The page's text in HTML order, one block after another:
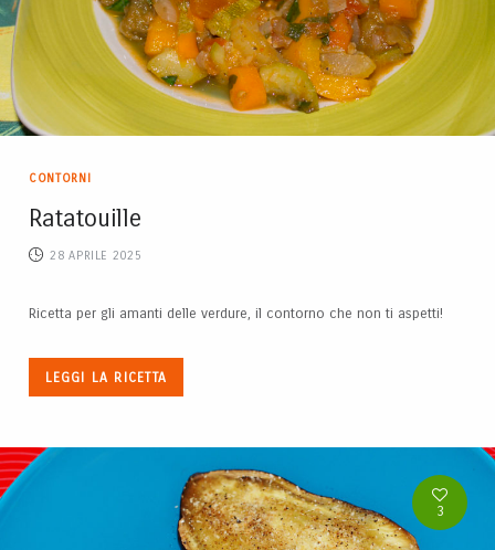
CONTORNI
Ratatouille
28 APRILE 2025
Ricetta per gli amanti delle verdure, il contorno che non ti aspetti!
LEGGI LA RICETTA
3